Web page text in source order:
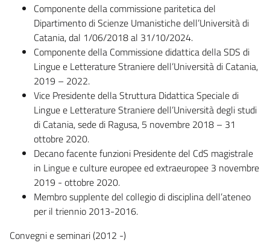
Componente della commissione paritetica del
Dipartimento di Scienze Umanistiche dell’Università di
Catania, dal 1/06/2018 al 31/10/2024.
Componente della Commissione didattica della SDS di
Lingue e Letterature Straniere dell’Università di Catania,
2019 – 2022.
Vice Presidente della Struttura Didattica Speciale di
Lingue e Letterature Straniere dell’Università degli studi
di Catania, sede di Ragusa, 5 novembre 2018 – 31
ottobre 2020.
Decano facente funzioni Presidente del CdS magistrale
in Lingue e culture europee ed extraeuropee 3 novembre
2019 - ottobre 2020.
Membro supplente del collegio di disciplina dell’ateneo
per il triennio 2013-2016.
Convegni e seminari (2012 -)